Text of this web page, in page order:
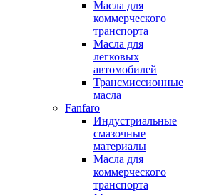
Масла для
коммерческого
транспорта
Масла для
легковых
автомобилей
Трансмиссионные
масла
Fanfaro
Индустриальные
смазочные
материалы
Масла для
коммерческого
транспорта